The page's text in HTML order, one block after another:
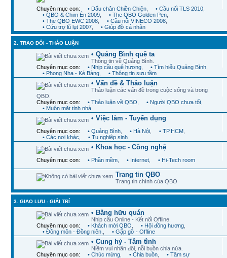
Chuyên mục con: • Dấu chân Chiền Chiện • Cầu nối TLS 2010
• QBO & Chim Én 2009
• The QBO Golden Pen
• The QBO EWC 2008
• Cầu nối VINECO 2008
• Cứu trợ lũ lụt 2007
• Giúp đỡ cá nhân
2. TRAO ĐỔI - THẢO LUẬN
• Quảng Bình quê ta
Thông tin về Quảng Bình.
Chuyên mục con:
• Nhịp cầu quê hương • Tìm hiểu Quảng Bình
• Phong Nha - Kẻ Bàng
• Thông tin sưu tầm
• Vấn đề & Thảo luận
Thảo luận các vấn đề trong cuộc sống và trong
QBO.
Chuyên mục con:
• Thảo luận về QBO • Người QBO chưa tốt
• Muôn mặt tỉnh nhà
• Việc làm - Tuyển dụng
Chuyên mục con: • Quảng Bình • Hà Nội • TP.HCM
• Các nơi khác
• Tu nghiệp sinh
• Khoa học - Công nghệ
Chuyên mục con: • Phần mềm • Internet • Hi-Tech room
Trang tin QBO
Trang tin chính của QBO
3. GIAO LƯU - GIẢI TRÍ
• Bằng hữu quán
Nhịp cầu Online - Kết nối Offline.
Chuyên mục con:
• Khách mời QBO • Hội đồng hương
• Đồng môn - Đồng niên.
• Gặp gỡ - Offline
• Cung hỷ - Tâm tình
Niềm vui nhân đôi, nỗi buồn chia nửa.
Chuyên mục con:
• Chúc mừng • Chia buồn • Tâm sự